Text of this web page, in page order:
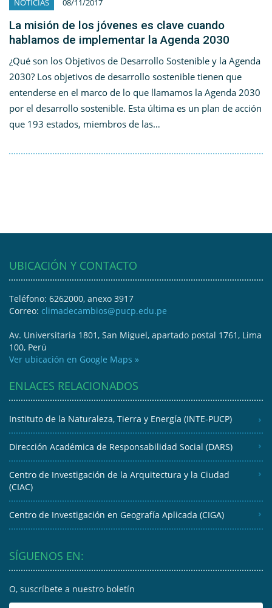
NOTICIAS 08/11/2017
La misión de los jóvenes es clave cuando
hablamos de implementar la Agenda 2030
¿Qué son los Objetivos de Desarrollo Sostenible y la Agenda
2030? Los objetivos de desarrollo sostenible tienen que
entenderse en el marco de lo que llamamos la Agenda 2030
por el desarrollo sostenible. Esta última es un plan de acción
que 193 estados, miembros de las…
UBICACIÓN Y CONTACTO
Teléfono: 6262000, anexo 3917
Correo: climadecambios@pucp.edu.pe
Av. Universitaria 1801, San Miguel, apartado postal 1761, Lima
100, Perú
Ver ubicación en Google Maps »
ENLACES RELACIONADOS
Instituto de la Naturaleza, Tierra y Energía (INTE-PUCP)
Dirección Académica de Responsabilidad Social (DARS)
Centro de Investigación de la Arquitectura y la Ciudad
(CIAC)
Centro de Investigación en Geografía Aplicada (CIGA)
SÍGUENOS EN:
O, suscríbete a nuestro boletín